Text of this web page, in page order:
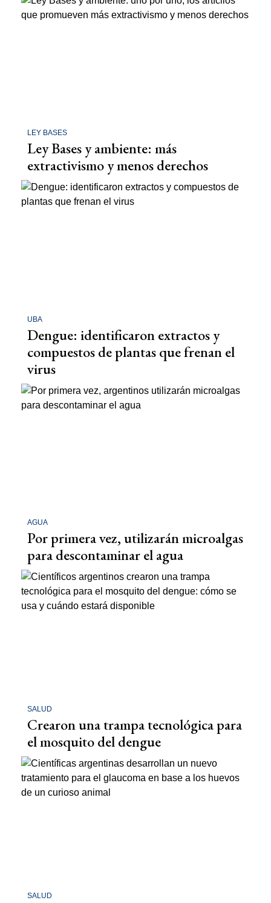
LEY BASES
Ley Bases y ambiente: más
extractivismo y menos derechos
UBA
Dengue: identificaron extractos y
compuestos de plantas que frenan el
virus
AGUA
Por primera vez, utilizarán microalgas
para descontaminar el agua
SALUD
Crearon una trampa tecnológica para
el mosquito del dengue
SALUD